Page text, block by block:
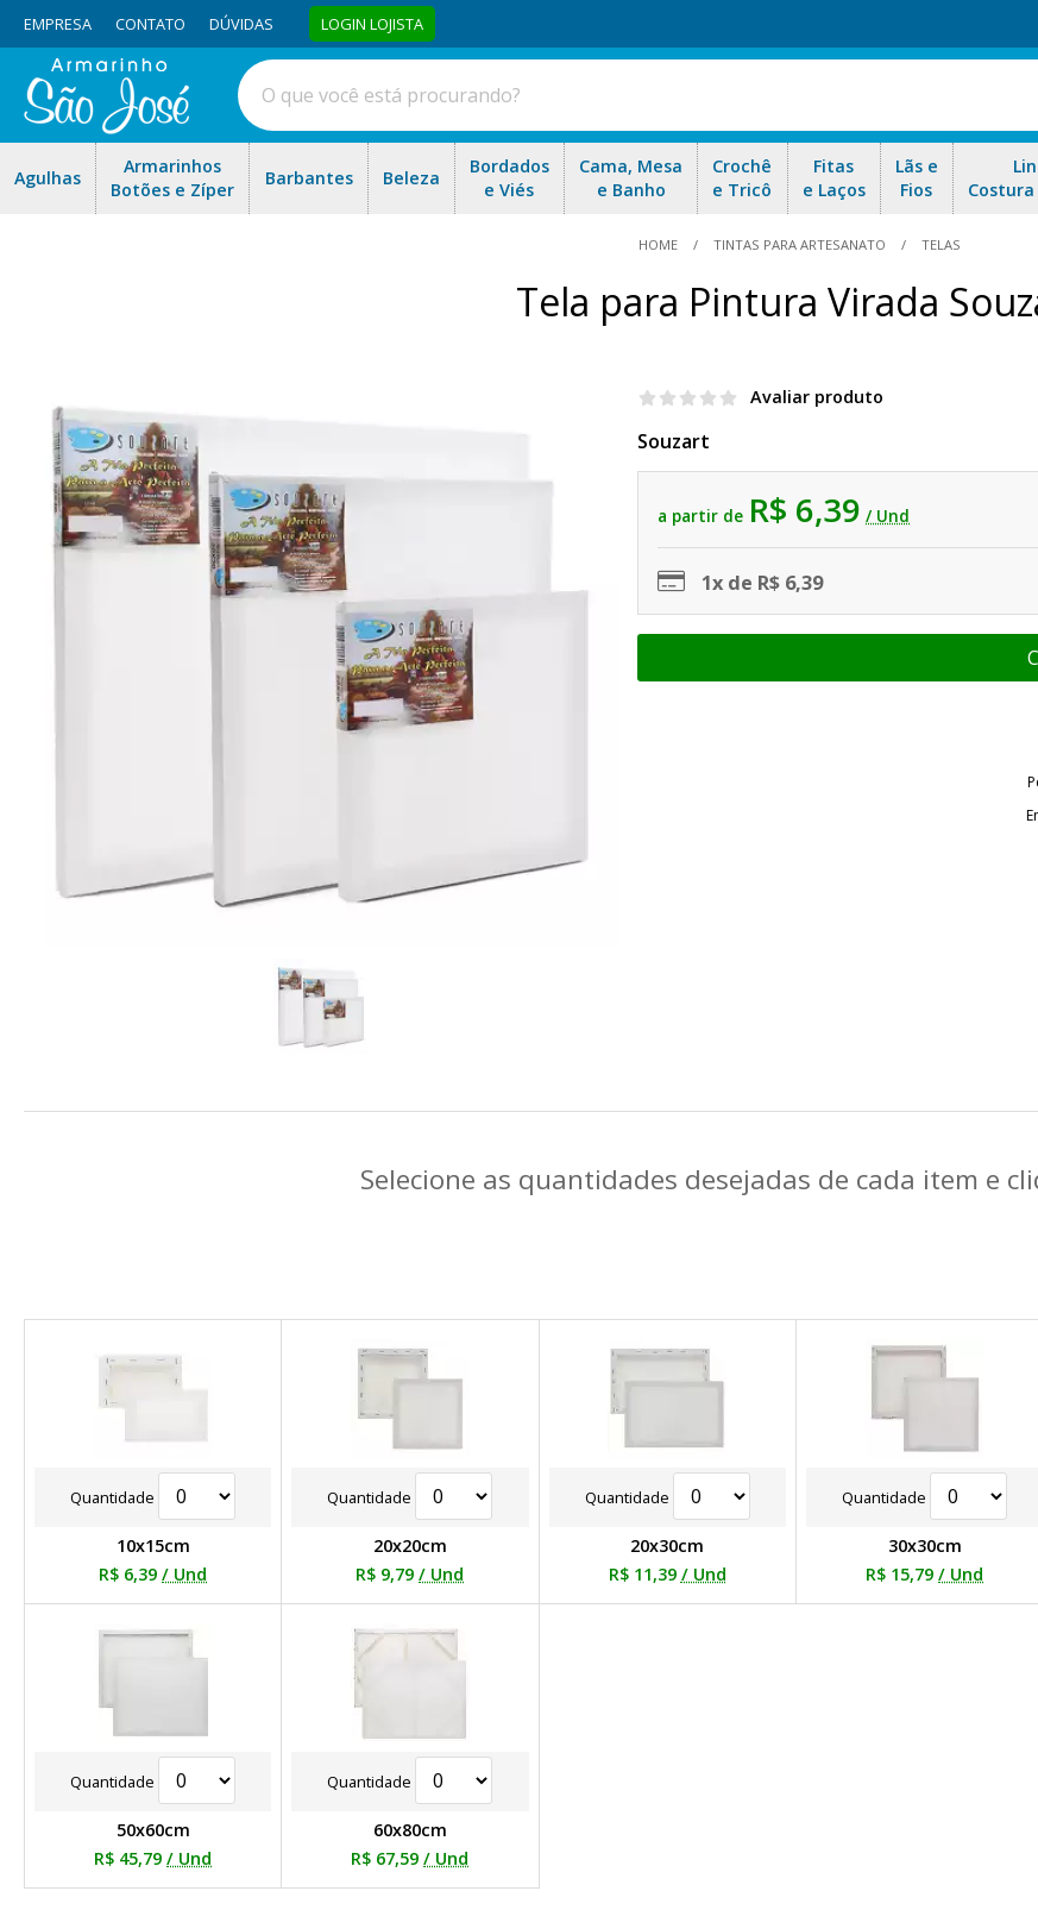
EMPRESA CONTATO DÚVIDAS LOGIN LOJISTA
Agulhas
Armarinhos
Botões e Zíper
Barbantes Beleza
Bordados
e Viés
Cama, Mesa
e Banho
Crochê
e Tricô
Fitas
e Laços
Lãs e
Fios
HOME TINTAS PARA ARTESANATO TELAS
Tela para Pintura Virada
Avaliar produto
Souzart
a partir de R$ 6,39 / Und
1x de R$ 6,39
Selecione as quantidades desejadas de cada item e
Quantidade
10x15cm
R$ 6,39 / Und
Quantidade
20x20cm
R$ 9,79 / Und
Quantidade
20x30cm
R$ 11,39 / Und
Quantidade
30x30cm
R$ 15,79 / Und
Quantidade
50x60cm
R$ 45,79 / Und
Quantidade
60x80cm
R$ 67,59 / Und